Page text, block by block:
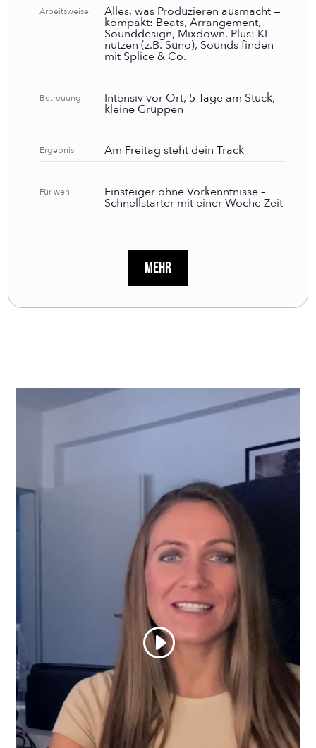
Arbeitsweise Alles, was Produzieren ausmacht —
kompakt: Beats, Arrangement,
Sounddesign, Mixdown. Plus: KI
nutzen (z.B. Suno), Sounds finden
mit Splice & Co.
Betreuung Intensiv vor Ort, 5 Tage am Stück,
kleine Gruppen
Ergebnis Am Freitag steht dein Track
Für wen Einsteiger ohne Vorkenntnisse –
Schnellstarter mit einer Woche Zeit
Mehr